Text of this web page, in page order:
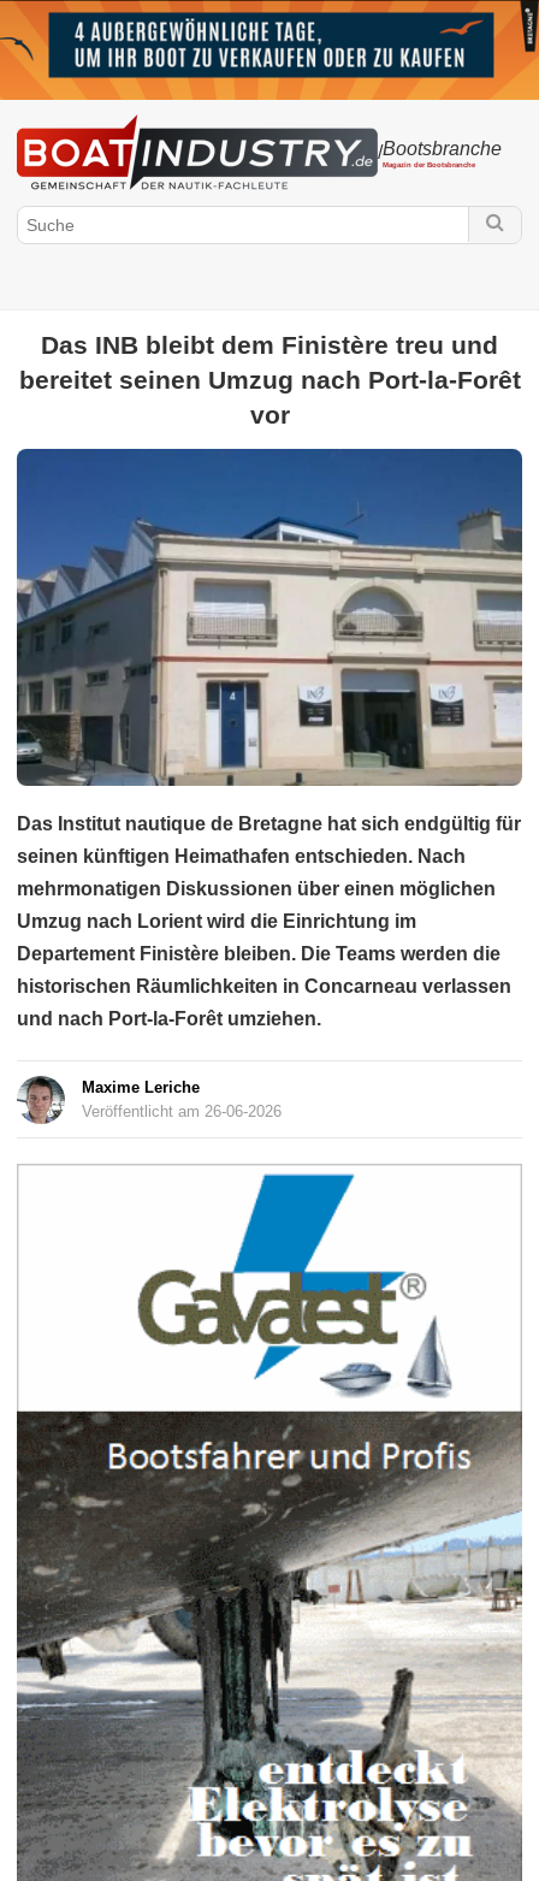
/Bootsbranche
Magazin der Bootsbranche
Boatindustry.de
Verbände
Regulatorische und rechtliche Aspekte Bootsmesse Rennen
Das INB bleibt dem Finistère treu und
bereitet seinen Umzug nach Port-la-Forêt
vor
Das Institut nautique de Bretagne hat sich endgültig für
seinen künftigen Heimathafen entschieden. Nach
mehrmonatigen Diskussionen über einen möglichen
Umzug nach Lorient wird die Einrichtung im
Departement Finistère bleiben. Die Teams werden die
historischen Räumlichkeiten in Concarneau verlassen
und nach Port-la-Forêt umziehen.
Maxime Leriche
Veröffentlicht am 26-06-2026